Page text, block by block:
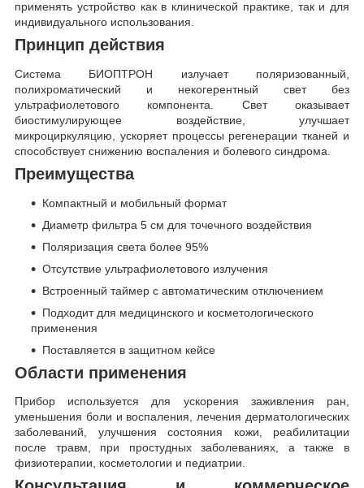
применять устройство как в клинической практике, так и для
индивидуального использования.
Принцип действия
Система БИОПТРОН излучает поляризованный,
полихроматический и некогерентный свет без
ультрафиолетового компонента. Свет оказывает
биостимулирующее воздействие, улучшает
микроциркуляцию, ускоряет процессы регенерации тканей и
способствует снижению воспаления и болевого синдрома.
Преимущества
Компактный и мобильный формат
Диаметр фильтра 5 см для точечного воздействия
Поляризация света более 95%
Отсутствие ультрафиолетового излучения
Встроенный таймер с автоматическим отключением
Подходит для медицинского и косметологического
применения
Поставляется в защитном кейсе
Области применения
Прибор используется для ускорения заживления ран,
уменьшения боли и воспаления, лечения дерматологических
заболеваний, улучшения состояния кожи, реабилитации
после травм, при простудных заболеваниях, а также в
физиотерапии, косметологии и педиатрии.